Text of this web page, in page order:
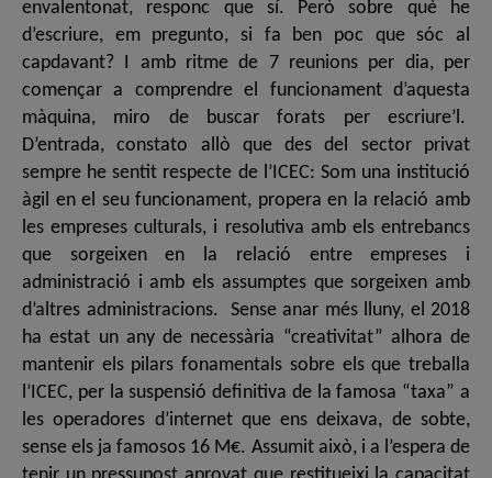
envalentonat, responc que sí. Però sobre què he
d’escriure, em pregunto, si fa ben poc que sóc al
capdavant? I amb ritme de 7 reunions per dia, per
començar a comprendre el funcionament d’aquesta
màquina, miro de buscar forats per escriure’l.
D’entrada, constato allò que des del sector privat
sempre he sentit respecte de l’ICEC: Som una institució
àgil en el seu funcionament, propera en la relació amb
les empreses culturals, i resolutiva amb els entrebancs
que sorgeixen en la relació entre empreses i
administració i amb els assumptes que sorgeixen amb
d’altres administracions. Sense anar més lluny, el 2018
ha estat un any de necessària “creativitat” alhora de
mantenir els pilars fonamentals sobre els que treballa
l’ICEC, per la suspensió definitiva de la famosa “taxa” a
les operadores d’internet que ens deixava, de sobte,
sense els ja famosos 16 M€. Assumit això, i a l’espera de